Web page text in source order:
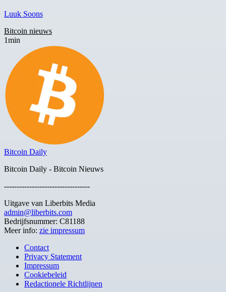
Luuk Soons
Bitcoin nieuws
1min
Bitcoin Daily
Bitcoin Daily - Bitcoin Nieuws
----------------------------------
Uitgave van Liberbits Media
admin@liberbits.com
Bedrijfsnummer: C81188
Meer info: zie impressum
Contact
Privacy Statement
Impressum
Cookiebeleid
Redactionele Richtlijnen